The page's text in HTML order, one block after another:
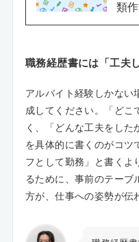
類
職務経歴書には「工夫
アルバイト経験しかない
成してください。「どこ
く、「どんな工夫をした
を具体的に書くのがコツ
フとして勤務」と書くよ
るために、事前のテーブ
方が、仕事への姿勢が伝